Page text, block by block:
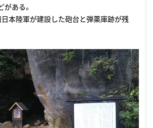
ある。
日本陸軍が建設した砲台と弾薬庫跡が残